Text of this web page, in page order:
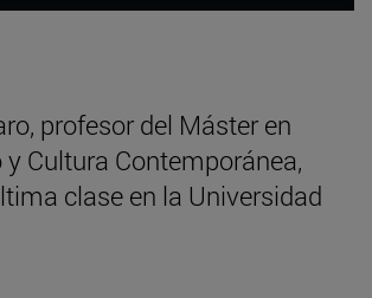
profesor del Máster en
Cultura Contemporánea,
clase en la Universidad